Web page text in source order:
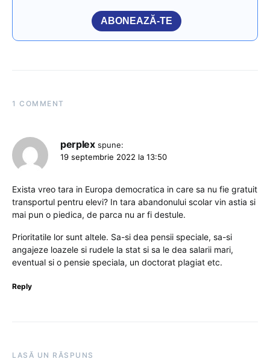
ABONEAZĂ-TE
1 COMMENT
perplex spune:
19 septembrie 2022 la 13:50
Exista vreo tara in Europa democratica in care sa nu fie gratuit
transportul pentru elevi? In tara abandonului scolar vin astia si
mai pun o piedica, de parca nu ar fi destule.
Prioritatile lor sunt altele. Sa-si dea pensii speciale, sa-si
angajeze loazele si rudele la stat si sa le dea salarii mari,
eventual si o pensie speciala, un doctorat plagiat etc.
Reply
LASĂ UN RĂSPUNS